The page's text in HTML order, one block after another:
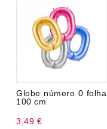
Globe número 0 folha
100 cm
3,49 €